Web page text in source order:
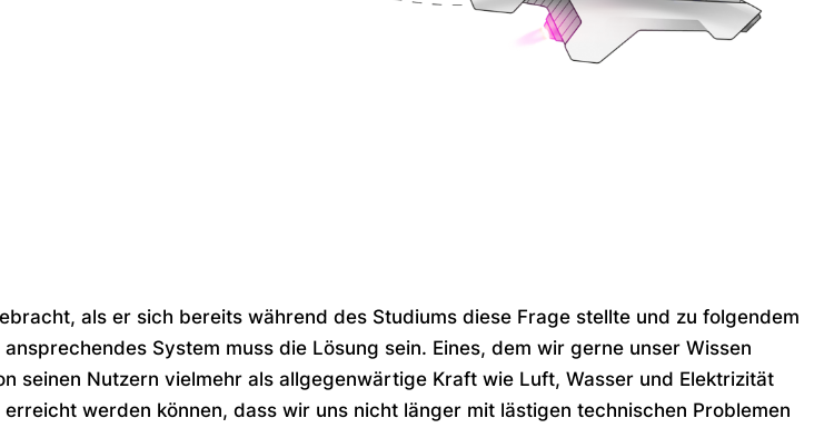
als er sich bereits während des Studiums diese Frage stellte und zu folgendem
System muss die Lösung sein. Eines, dem wir gerne unser Wissen
seinen Nutzern vielmehr als allgegenwärtige Kraft wie Luft, Wasser und Elektrizität
werden können, dass wir uns nicht länger mit lästigen technischen Problemen